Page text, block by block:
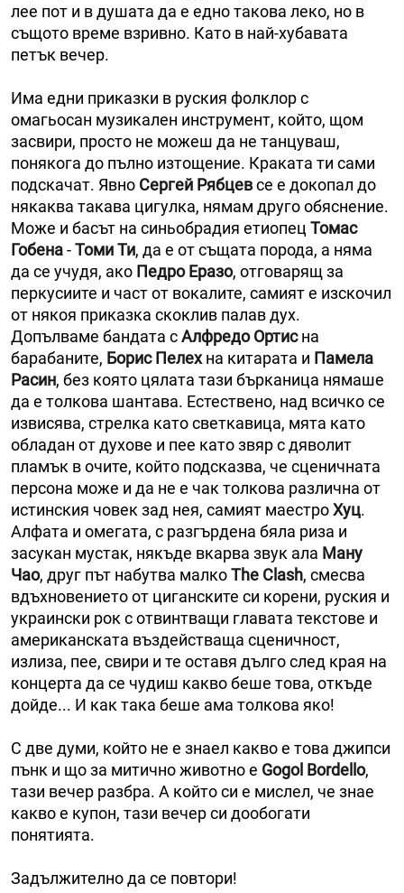
лее пот и в душата да е едно такова леко, но в
същото време взривно. Като в най-хубавата
петък вечер.
Има едни приказки в руския фолклор с
омагьосан музикален инструмент, който, щом
засвири, просто не можеш да не танцуваш,
понякога до пълно изтощение. Краката ти сами
подскачат. Явно Сергей Рябцевсе е докопал до
някаква такава цигулка, нямам друго обяснение.
Може и басът на синьобрадия етиопец Томас
Гобена-Томи Ти, да е от същата порода, а няма
да се учудя, ако Педро Еразо, отговарящ за
перкусиите и част от вокалите, самият е изскочил
от някоя приказка скоклив палав дух.
Допълваме бандата сАлфредо Ортисна
барабаните, Борис Пелехна китарата и Памела
Расин, без която цялата тази бърканица нямаше
да е толкова шантава. Естествено, над всичко се
извисява, стрелка като светкавица, мята като
обладан от духове и пее като звяр с дяволит
пламък в очите, който подсказва, че сценичната
персона може и да не е чак толкова различна от
истинския човек зад нея, самият маестроХуц.
Алфата и омегата, с разгърдена бяла риза и
засукан мустак, някъде вкарва звук ала Ману
Чао, друг път набутва малкоThe Clash, смесва
вдъхновението от циганските си корени, руския и
украински рок с отвинтващи главата текстове и
американската въздействаща сценичност,
излиза, пее, свири и те оставя дълго след края на
концерта да се чудиш какво беше това, откъде
дойде... И как така беше ама толкова яко!
С две думи, който не е знаел какво е това джипси
пънк и що за митично животно е Gogol Bordello,
тази вечер разбра. А който си е мислел, че знае
какво е купон, тази вечер си дообогати
понятията.
Задължително да се повтори!